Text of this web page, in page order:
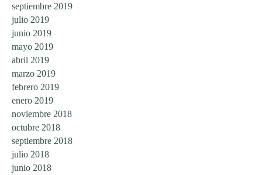
septiembre 2019
julio 2019
junio 2019
mayo 2019
abril 2019
marzo 2019
febrero 2019
enero 2019
noviembre 2018
octubre 2018
septiembre 2018
julio 2018
junio 2018